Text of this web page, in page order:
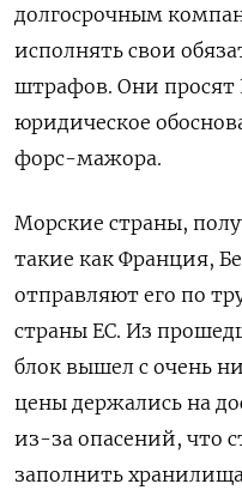
долгосрочным
исполнять свои
штрафов. Они просят
юридическое
форс-мажора.
Морские страны,
такие как Франция,
отправляют его по
страны ЕС. Из
блок вышел с очень
цены держались на
из-за опасений, что
заполнить